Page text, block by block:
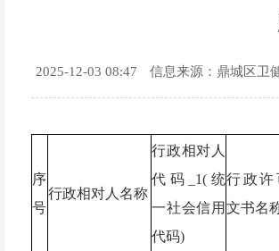
2025-12-03 08:47 信息来源：鼎城区卫
序
号
行政相对人名称
行政相对人
代码_1(统
一社会信用
代码)
行政许
文书名